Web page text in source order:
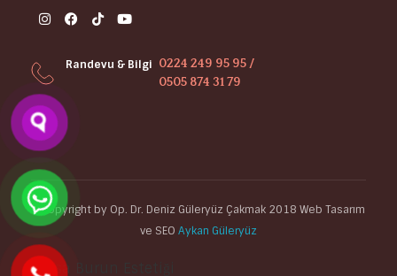
Randevu & Bilgi 0224 249 95 95 /
0505 874 31 79
©Copyright by Op. Dr. Deniz Güleryüz Çakmak 2018 Web Tasarım
ve SEO Aykan Güleryüz
Bursa Burun Estetiği